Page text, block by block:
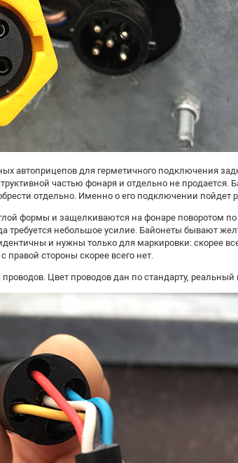
автоприцепов для герметичного подключения
частью фонаря и отдельно не продается.
отдельно. Именно о его подключении пойдет
формы и защелкиваются на фонаре поворотом по
требуется небольшое усилие. Байонеты бывают
и нужны только для маркировки: скорее
правой стороны скорее всего нет.
Цвет проводов дан по стандарту, реальный